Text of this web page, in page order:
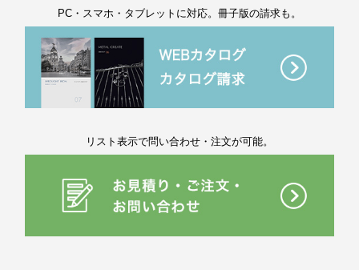
PC・スマホ・タブレットに対応。冊子版の請求も。
リスト表示で問い合わせ・注文が可能。